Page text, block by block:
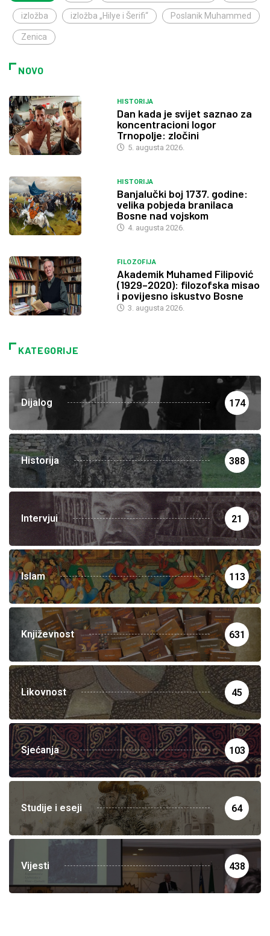
izložba izložba „Hilye i Šerifi“ Poslanik Muhammed
Zenica
NOVO
HISTORIJA
Dan kada je svijet saznao za
koncentracioni logor
Trnopolje: zločini
5. augusta 2026.
HISTORIJA
Banjalučki boj 1737. godine:
velika pobjeda branilaca
Bosne nad vojskom
4. augusta 2026.
FILOZOFIJA
Akademik Muhamed Filipović
(1929–2020): filozofska misao
i povijesno iskustvo Bosne
3. augusta 2026.
KATEGORIJE
Dijalog 174
Historija 388
Intervjui 21
Islam 113
Književnost 631
Likovnost 45
Sjećanja 103
Studije i eseji 64
Vijesti 438